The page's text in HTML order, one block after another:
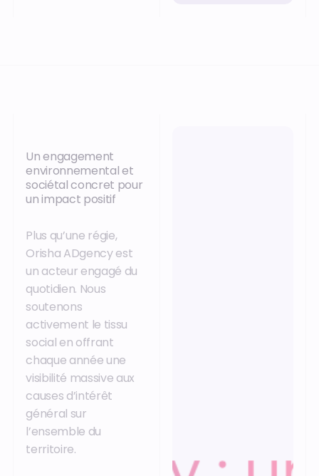
Un engagement
environnemental et
sociétal concret pour
un impact positif
Plus qu’une régie,
Orisha ADgency est
un acteur engagé du
quotidien. Nous
soutenons
activement le tissu
social en offrant
chaque année une
visibilité massive aux
causes d’intérêt
général sur
l’ensemble du
territoire.